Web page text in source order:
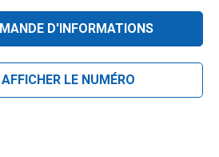
D'INFORMATIONS
AFFICHER LE NUMÉRO